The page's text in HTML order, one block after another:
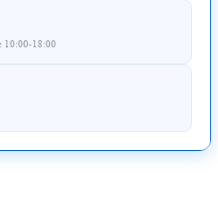
10:00-18:00